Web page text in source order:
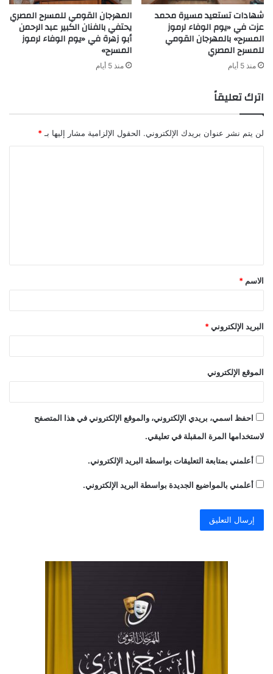
شهادات تستعيد مسيرة محمد
عزت في «يوم الوفاء لرموز
المسرح» بالمهرجان القومي
للمسرح المصري
منذ 5 أيام
المهرجان القومي للمسرح المصري
يحتفي بالفنان الكبير عبد الرحمن
أبو زهرة في «يوم الوفاء لرموز
المسرح»
منذ 5 أيام
اترك تعليقاً
لن يتم نشر عنوان بريدك الإلكتروني. الحقول الإلزامية مشار إليها بـ *
ق
*
الاسم *
البريد الإلكتروني *
الموقع الإلكتروني
احفظ اسمي، بريدي الإلكتروني، والموقع الإلكتروني في هذا المتصفح
لاستخدامها المرة المقبلة في تعليقي.
أعلمني بمتابعة التعليقات بواسطة البريد الإلكتروني.
أعلمني بالمواضيع الجديدة بواسطة البريد الإلكتروني.